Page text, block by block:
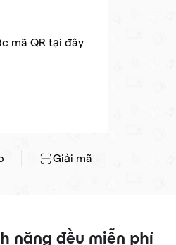
mã QR tại đây
Giải mã
năng đều miễn phí